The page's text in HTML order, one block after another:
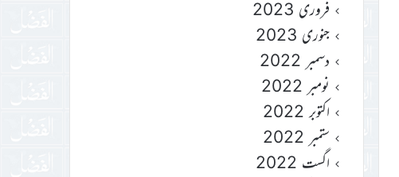
فروری 2023
جنوری 2023
دسمبر 2022
نومبر 2022
اکتوبر 2022
ستمبر 2022
اگست 2022